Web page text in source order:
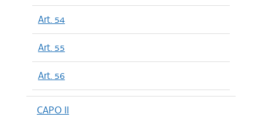
Art. 54
Art. 55
Art. 56
CAPO II